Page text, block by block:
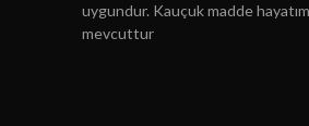
uygundur. Kauçuk madde
mevcuttur